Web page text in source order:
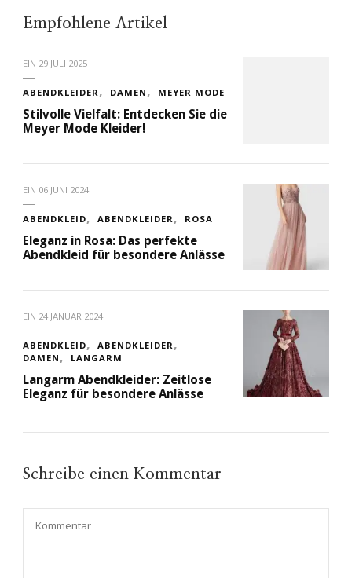
Empfohlene Artikel
EIN 29 JULI 2025
ABENDKLEIDER DAMEN MEYER MODE
Stilvolle Vielfalt: Entdecken Sie die
Meyer Mode Kleider!
EIN 06 JUNI 2024
ABENDKLEID ABENDKLEIDER ROSA
Eleganz in Rosa: Das perfekte
Abendkleid für besondere Anlässe
EIN 24 JANUAR 2024
ABENDKLEID
ABENDKLEIDER
DAMEN
LANGARM
Langarm Abendkleider: Zeitlose
Eleganz für besondere Anlässe
Schreibe einen Kommentar